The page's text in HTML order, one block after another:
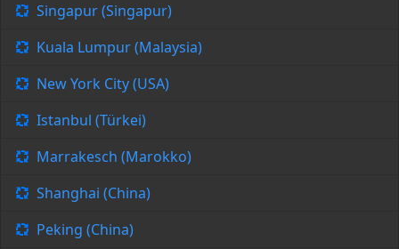
Singapur (Singapur)
Kuala Lumpur (Malaysia)
New York City (USA)
Istanbul (Türkei)
Marrakesch (Marokko)
Shanghai (China)
Peking (China)